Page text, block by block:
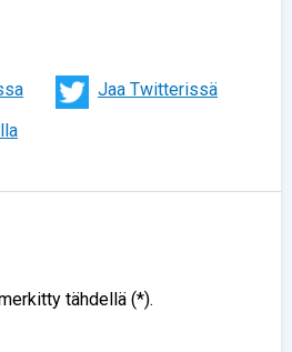
Jaa Twitterissä
tähdellä (*).